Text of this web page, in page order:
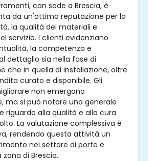
con sede a Brescia, è
da un'ottima reputazione per la
la qualità dei materiali e
servizio. I clienti evidenziano
la competenza e
dettaglio sia nella fase di
che in quella di installazione, oltre
curato e disponibile. Gli
non emergono
ma si può notare una generale
riguardo alla qualità e alla cura
La valutazione complessiva è
rendendo questa attività un
nel settore di porte e
di Brescia.